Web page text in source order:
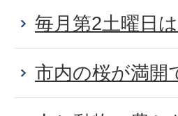
毎月第2土曜日
市内の桜が満開